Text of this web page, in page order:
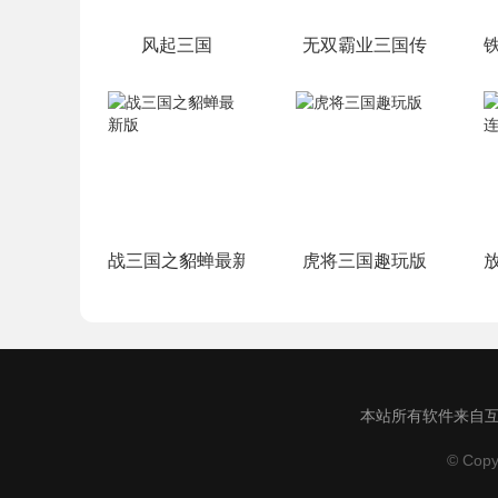
风起三国 无双霸业三国传
战三国之貂蝉最新版 虎将三国趣玩版
本站所有软件来自
©